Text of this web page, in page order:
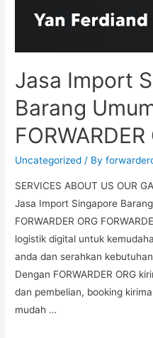
Jasa Import
Barang
FORWARDER
Uncategorized / By
SERVICES ABOUT US OUR
Jasa Import Singapore
FORWARDER ORG
logistik digital untuk
anda dan serahkan
Dengan FORWARDER ORG
dan pembelian, booking
mudah …